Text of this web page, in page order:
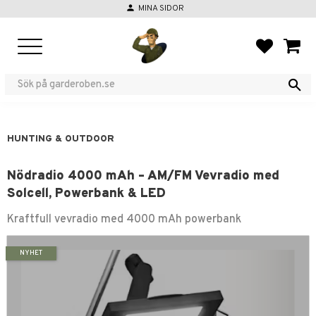
person MINA SIDOR
HUNTING & OUTDOOR
Nödradio 4000 mAh – AM/FM Vevradio med
Solcell, Powerbank & LED
Kraftfull vevradio med 4000 mAh powerbank
NYHET